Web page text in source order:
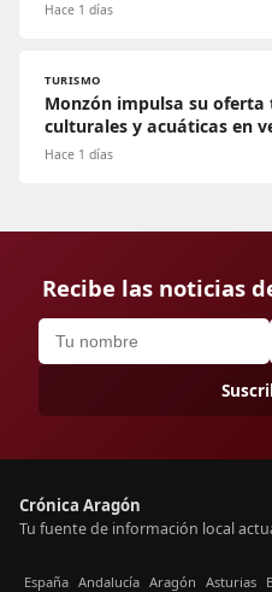
Hace 1 días
TURISMO
Monzón impulsa su
culturales y acuáticas en
Hace 1 días
Recibe las noticias
Crónica Aragón
Tu fuente de información local
España Andalucía Aragón Asturias